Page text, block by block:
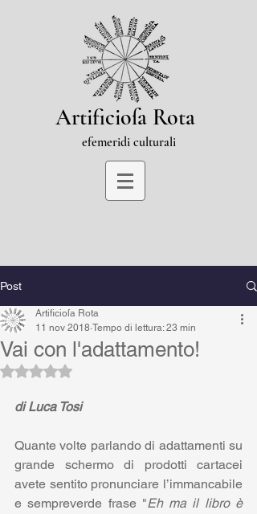
Artificioſa Rota
efemeridi culturali
Post
Vai con l'adattamento!
Artificioſa Rota
11 nov 2018 Tempo di lettura: 23 min
Valutazione NaN stelle su 5.
di Luca Tosi
Quante volte parlando di adattamenti su
grande schermo di prodotti cartacei
avete sentito pronunciare l’immancabile
e sempreverde frase "Eh ma il libro è